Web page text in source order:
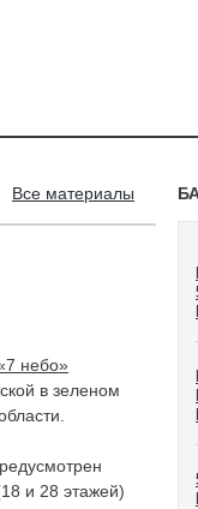
Все материалы
небо»
в зеленом
и 28 этажей)